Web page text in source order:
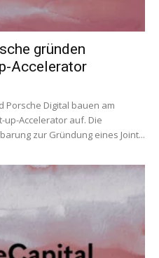
gründen
Accelerator
Porsche Digital bauen am
Accelerator auf. Die
zur Gründung eines Joint...